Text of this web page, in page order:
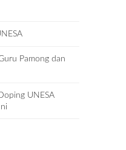
Pamong dan
UNESA